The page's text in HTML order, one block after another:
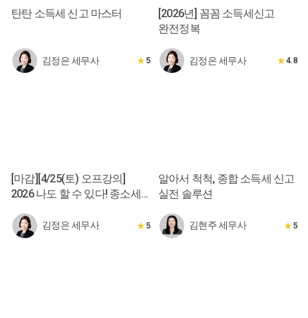
탄탄 소득세 신고 마스터
김정은 세무사 5
[2026년] 꼼꼼 소득세신고
완전정복
김정은 세무사 4.8
[마감][4/25(토) 오프강의]
2026 나도 할 수 있다! 종소세
김정은 세무사 5
알아서 척척, 종합 소득세 신고
실전 솔루션
김현주 세무사 5